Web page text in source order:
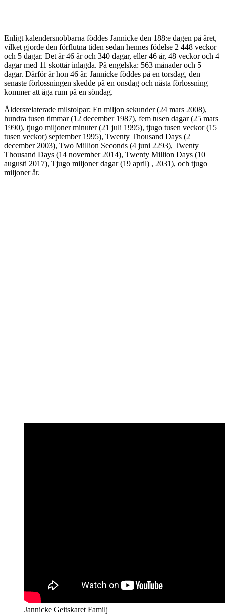
Enligt kalendersnobbarna föddes Jannicke den 188:e dagen på året,
vilket gjorde den förflutna tiden sedan hennes födelse 2 448 veckor
och 5 dagar. Det är 46 år och 340 dagar, eller 46 år, 48 veckor och 4
dagar med 11 skottår inlagda. På engelska: 563 månader och 5
dagar. Därför är hon 46 år. Jannicke föddes på en torsdag, den
senaste förlossningen skedde på en onsdag och nästa förlossning
kommer att äga rum på en söndag.
Åldersrelaterade milstolpar: En miljon sekunder (24 mars 2008),
hundra tusen timmar (12 december 1987), fem tusen dagar (25 mars
1990), tjugo miljoner minuter (21 juli 1995), tjugo tusen veckor (15
tusen veckor) september 1995), Twenty Thousand Days (2
december 2003), Two Million Seconds (4 juni 2293), Twenty
Thousand Days (14 november 2014), Twenty Million Days (10
augusti 2017), Tjugo miljoner dagar (19 april) , 2031), och tjugo
miljoner år.
Jannicke Geitskaret Familj